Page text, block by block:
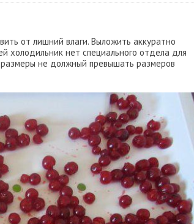
от лишний влаги. Выложить аккуратно
холодильник нет специального отдела для
не должный превышать размеров